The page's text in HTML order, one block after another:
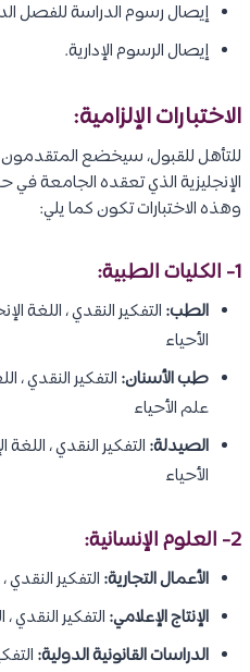
إيصال رسوم الدراسة للفصل
إيصال الرسوم الإدارية.
الاختبارات الإلزامية:
للتأهل للقبول، سيخضع المتقدمون
الإنجليزية الذي تعقده الجامعة في
وهذه الاختبارات تكون كما يلي:
1- الكليات الطبية:
الطب: التفكير النقدي ، اللغة
الأحياء
طب الأسنان: التفكير النقدي ،
علم الأحياء
الصيدلة: التفكير النقدي ، اللغة
الأحياء
2- العلوم الإنسانية:
الأعمال التجارية: التفكير النقدي
الإنتاج الإعلامي: التفكير النقدي ،
الدراسات القانونية الدولية: